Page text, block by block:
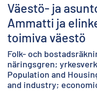
Väestö- ja
Ammatti ja
toimiva väestö
Folk- och
näringsgren;
Population and
and industry;